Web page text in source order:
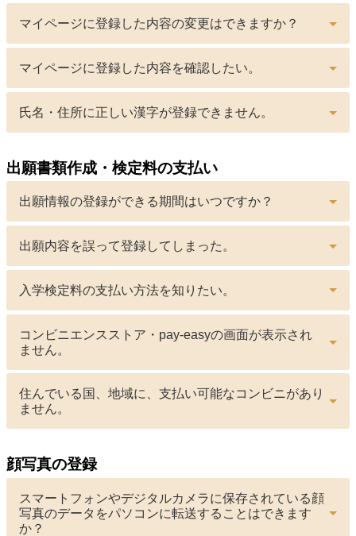
マイページに登録した内容の変更はできますか？
マイページに登録した内容を確認したい。
氏名・住所に正しい漢字が登録できません。
出願書類作成・検定料の支払い
出願情報の登録ができる期間はいつですか？
出願内容を誤って登録してしまった。
入学検定料の支払い方法を知りたい。
コンビニエンスストア・pay-easyの画面が表示され
ません。
住んでいる国、地域に、支払い可能なコンビニがあり
ません。
顔写真の登録
スマートフォンやデジタルカメラに保存されている顔
写真のデータをパソコンに転送することはできます
か？